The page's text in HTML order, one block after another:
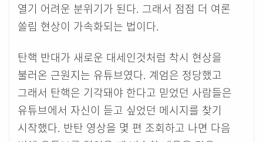
열기 어려운 분위기가 된다. 그래서 점점 더 여론
쏠림 현상이 가속화되는 법이다.
탄핵 반대가 새로운 대세인것처럼 착시 현상을
불러온 근원지는 유튜브였다. 계엄은 정당했고
그래서 탄핵은 기각돼야 한다고 믿었던 사람들은
유튜브에서 자신이 듣고 싶었던 메시지를 찾기
시작했다. 반탄 영상을 몇 편 조회하고 나면 다음